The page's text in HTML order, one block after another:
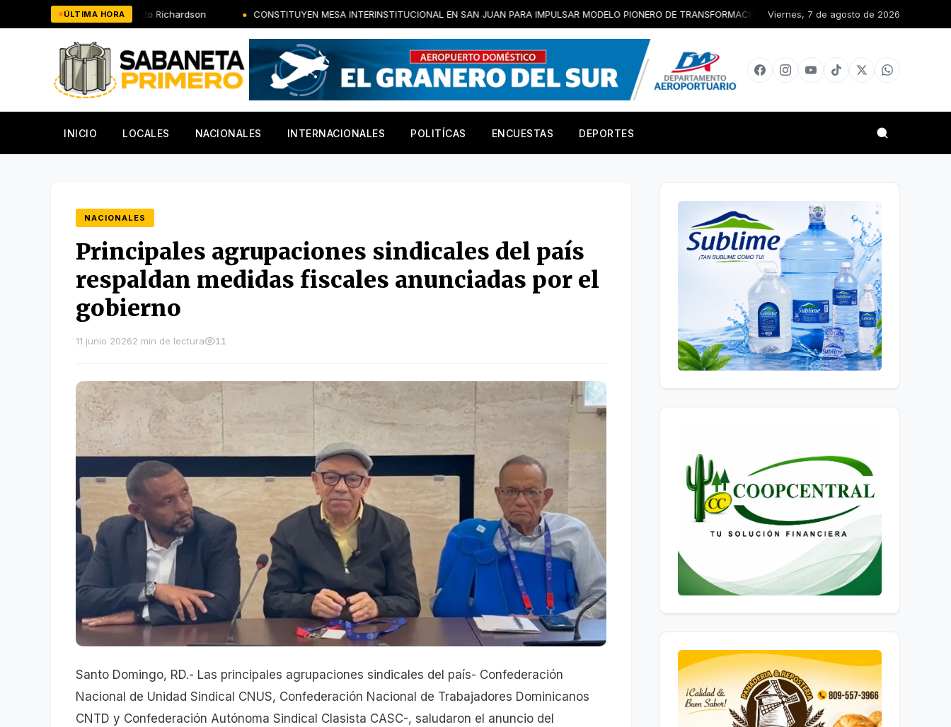
al
ÚLTIMA HORA
con arquitecto Richardson CONSTITUYEN MESA INTERINSTITUCIONAL EN SAN JUAN PARA IMPULSAR MODELO PIONERO DE TRANSFORMACIÓN ALIMENTARIA Y REDES ESCOLARES SOSTENIBLES
Viernes, 7 de agosto de 2026
INICIO LOCALES NACIONALES INTERNACIONALES POLITÍCAS ENCUESTAS DEPORTES
NACIONALES
Principales agrupaciones sindicales del país
respaldan medidas fiscales anunciadas por el
gobierno
11 junio 20262 min de lectura 11
Santo Domingo, RD.- Las principales agrupaciones sindicales del país- Confederación
Nacional de Unidad Sindical CNUS, Confederación Nacional de Trabajadores Dominicanos
CNTD y Confederación Autónoma Sindical Clasista CASC-, saludaron el anuncio del